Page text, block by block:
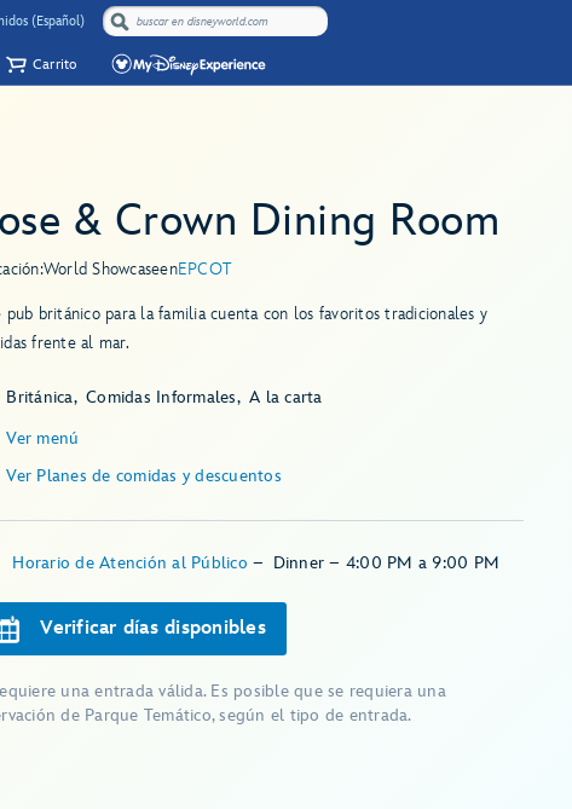
(Español)
Carrito
& Crown Dining Room
World ShowcaseenEPCOT
pub británico para la familia cuenta con los favoritos tradicionales y
frente al mar.
Ver menú
Británica Comidas Informales A la carta
Ver Planes de comidas y descuentos
Horario de Atención al Público– Dinner – 4:00 PM a 9:00 PM
Verificar días disponibles
una entrada válida. Es posible que se requiera una
de Parque Temático, según el tipo de entrada.